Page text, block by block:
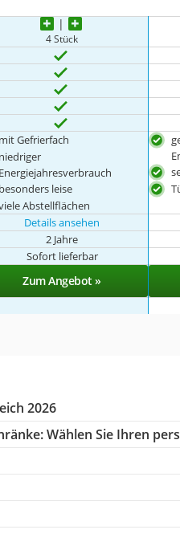
4 Stück
mit Gefrierfach
niedriger
Energiejahresverbrauch
besonders leise
Abstellflächen
Details ansehen
2 Jahre
Sofort lieferbar
Zum Angebot »
2026
Wählen Sie Ihren